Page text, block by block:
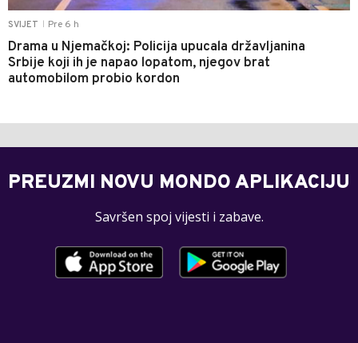
SVIJET Pre 6 h
Drama u Njemačkoj: Policija upucala državljanina
Srbije koji ih je napao lopatom, njegov brat
automobilom probio kordon
PREUZMI NOVU MONDO APLIKACIJU
Savršen spoj vijesti i zabave.